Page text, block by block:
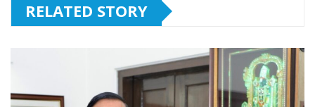
RELATED STORY